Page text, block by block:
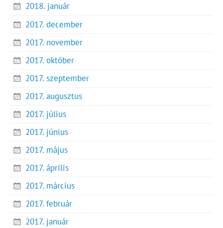
2018. január
2017. december
2017. november
2017. október
2017. szeptember
2017. augusztus
2017. július
2017. június
2017. május
2017. április
2017. március
2017. február
2017. január